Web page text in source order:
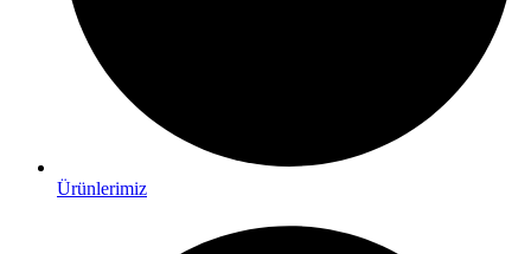
Ürünlerimiz